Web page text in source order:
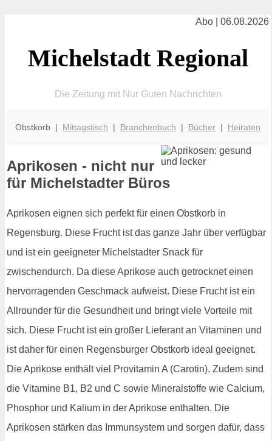
Abo | 06.08.2026
Michelstadt Regional
Die Zeitung mit Nur Guten Nachrichten
Obstkorb | Mittagstisch | Branchenbuch | Bücher | Heiraten
Aprikosen - nicht nur
für Michelstadter Büros
Aprikosen eignen sich perfekt für einen Obstkorb in
Regensburg. Diese Frucht ist das ganze Jahr über verfügbar
und ist ein geeigneter Michelstadter Snack für
zwischendurch. Da diese Aprikose auch getrocknet einen
hervorragenden Geschmack aufweist. Diese Frucht ist ein
Allrounder für die Gesundheit und bringt viele Vorteile mit
sich. Diese Frucht ist ein großer Lieferant an Vitaminen und
ist daher für einen Regensburger Obstkorb ideal geeignet.
Die Aprikose enthält viel Provitamin A (Carotin). Zudem sind
die Vitamine B1, B2 und C sowie Mineralstoffe wie Calcium,
Phosphor und Kalium in der Aprikose enthalten. Die
Aprikosen stärken das Immunsystem und sorgen dafür, dass